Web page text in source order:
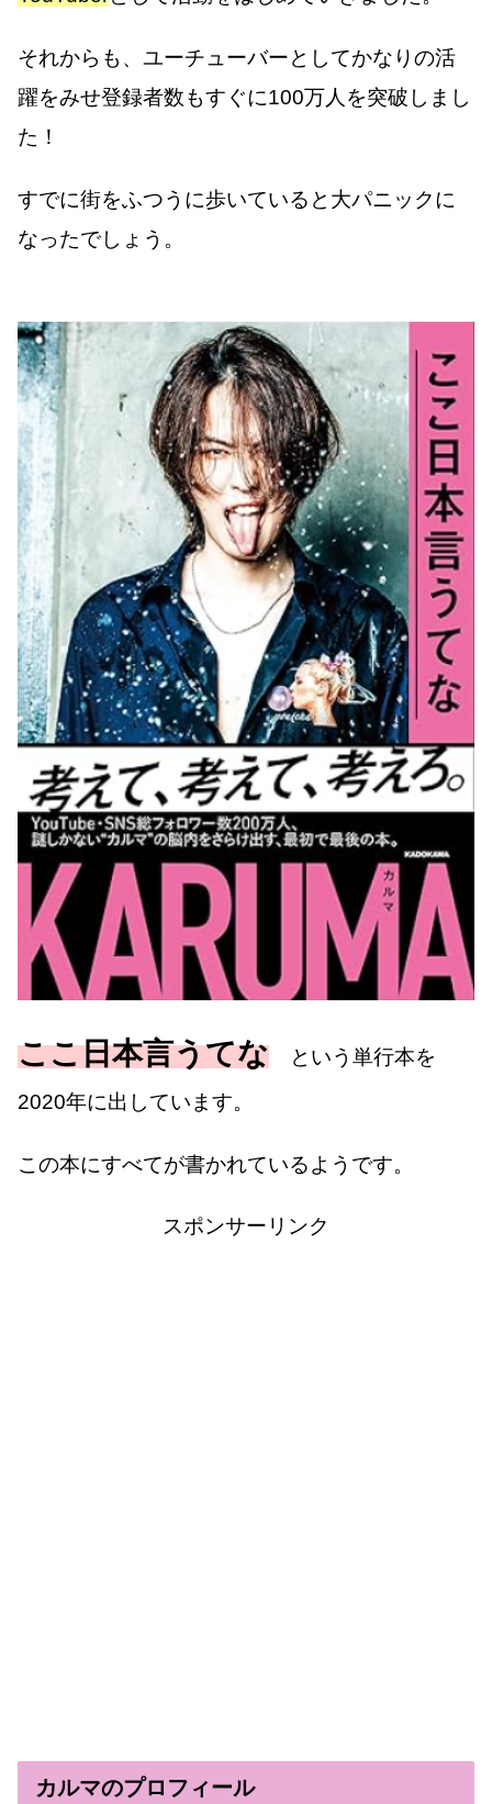
それからも、ユーチューバーとしてかなりの活
躍をみせ登録者数もすぐに100万人を突破しまし
た！
すでに街をふつうに歩いていると大パニックに
なったでしょう。
ここ日本言うてな という単行本を
2020年に出しています。
この本にすべてが書かれているようです。
スポンサーリンク
カルマのプロフィール